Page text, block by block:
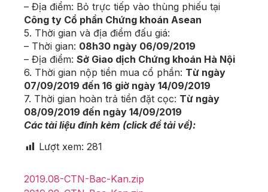
– Địa điểm: Bỏ trực tiếp vào thùng phiếu tại
Công ty Cổ phần Chứng khoán Asean
5. Thời gian và địa điểm đấu giá:
– Thời gian: 08h30 ngày 06/09/2019
– Địa điểm: Sở Giao dịch Chứng khoán Hà Nội
6. Thời gian nộp tiền mua cổ phần: Từ ngày
07/09/2019 đến 16 giờ ngày 14/09/2019
7. Thời gian hoàn trả tiền đặt cọc: Từ ngày
08/09/2019 đến ngày 14/09/2019
Các tài liệu đính kèm (click để tải về):
Lượt xem: 281
2019.08-CTN-Bac-Kan.zip